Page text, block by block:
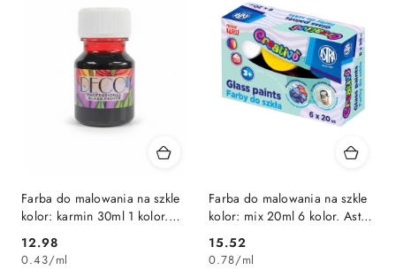
Farba do malowania na szkle
kolor: karmin 30ml 1 kolor.
Renesans (132)
Cena:
12.98
0.43/ml
Farba do malowania na szkle
kolor: mix 20ml 6 kolor. Astra
Fun (301124006)
Cena:
15.52
0.78/ml